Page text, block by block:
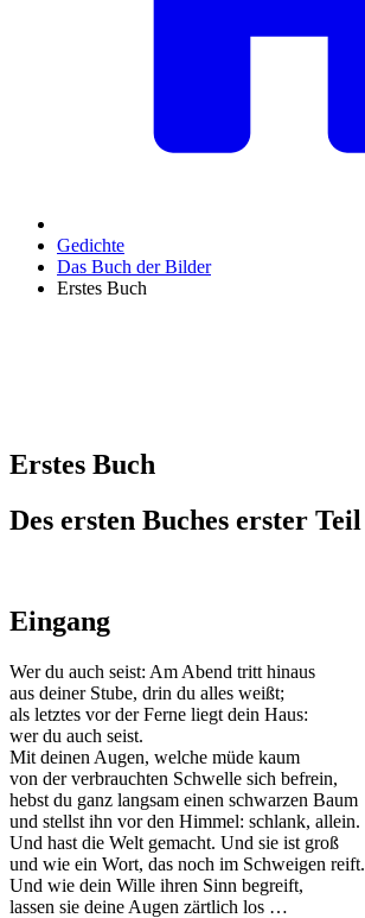
Gedichte
Das Buch der Bilder
Erstes Buch
Erstes Buch
Des ersten Buches erster Teil
Eingang
Wer du auch seist: Am Abend tritt hinaus
aus deiner Stube, drin du alles weißt;
als letztes vor der Ferne liegt dein Haus:
wer du auch seist.
Mit deinen Augen, welche müde kaum
von der verbrauchten Schwelle sich befrein,
hebst du ganz langsam einen schwarzen Baum
und stellst ihn vor den Himmel: schlank, allein.
Und hast die Welt gemacht. Und sie ist groß
und wie ein Wort, das noch im Schweigen reift.
Und wie dein Wille ihren Sinn begreift,
lassen sie deine Augen zärtlich los …